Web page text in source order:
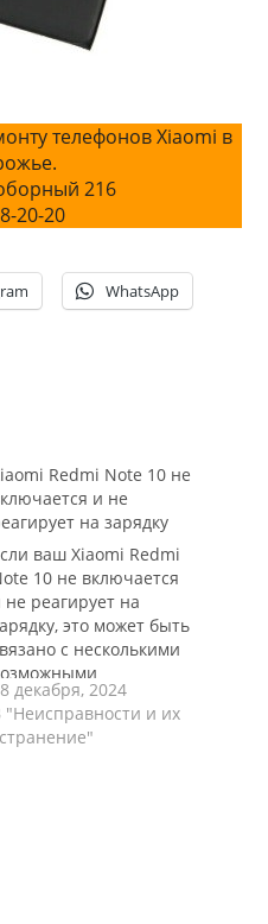
телефонов Xiaomi в
216
20-20
WhatsApp
Redmi Note 10 не
и не
на зарядку
ваш Xiaomi Redmi
10 не включается
не реагирует на
это может быть
с несколькими
Одна из
причин —
проблемы с
декабря, 2024
"Неисправности и их